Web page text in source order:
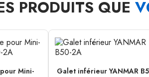
PRODUITS QUE
Mini-
Galet inférieur YANMAR